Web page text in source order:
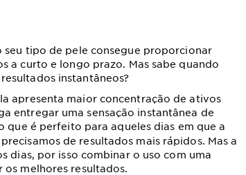
tipo de pele consegue proporcionar
a curto e longo prazo. Mas sabe quando
instantâneos?
apresenta maior concentração de ativos
entregar uma sensação instantânea de
que é perfeito para aqueles dias em que a
de resultados mais rápidos. Mas a
dias, por isso combinar o uso com uma
melhores resultados.